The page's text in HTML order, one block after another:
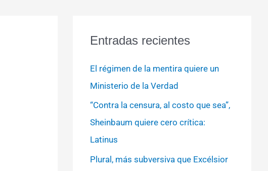
Entradas recientes
El régimen de la mentira quiere un
Ministerio de la Verdad
“Contra la censura, al costo que sea”,
Sheinbaum quiere cero crítica:
Latinus
Plural, más subversiva que Excélsior